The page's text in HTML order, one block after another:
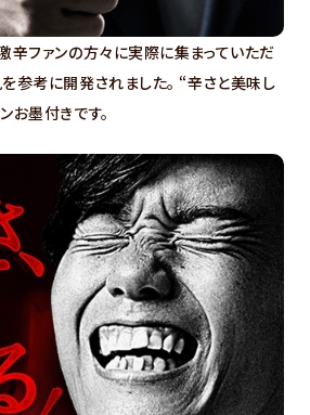
激辛ファンの方々に実際に集まっていただ
を参考に開発されました。 “辛さと美味し
お墨付きです。